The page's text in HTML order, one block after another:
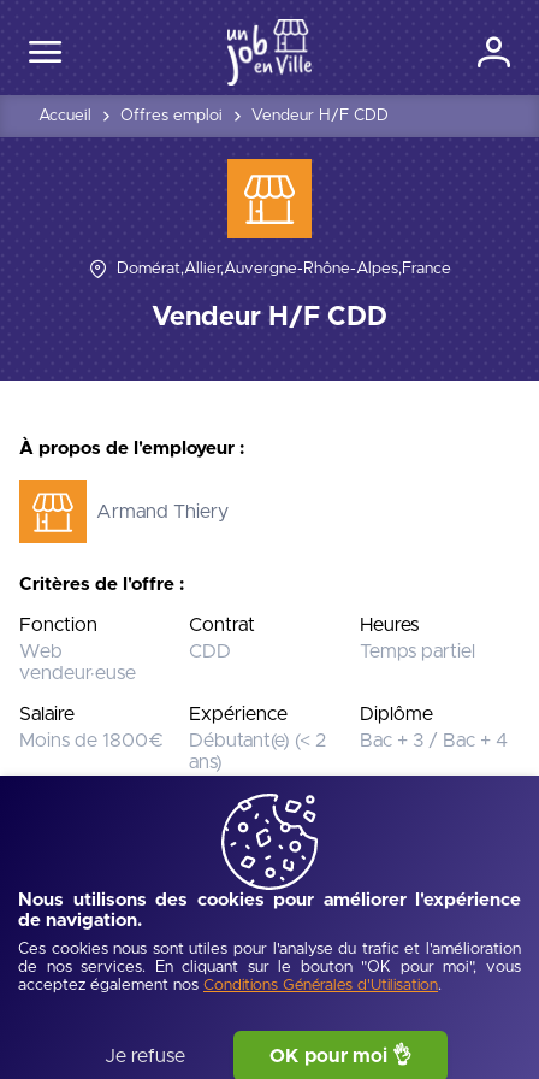
Nous utilisons des cookies pour améliorer l'expérience
de navigation.
Ces cookies nous sont utiles pour l'analyse du trafic et l'amélioration
de nos services. En cliquant sur le bouton "OK pour moi", vous
acceptez également nos Conditions Générales d'Utilisation.
Je refuse OK pour moi 👌
Accueil Offres emploi Vendeur H/F CDD
Domérat,Allier,Auvergne-Rhône-Alpes,France
Vendeur H/F CDD
À propos de l'employeur :
Armand Thiery
Critères de l'offre :
Fonction
Web
vendeur·euse
Contrat
CDD
Heures
Temps partiel
Salaire
Moins de 1800€
Expérience
Débutant(e) (< 2
ans)
Diplôme
Bac + 3 / Bac + 4
Cette offre n’est plus disponible. Voir toutes les offres
Description de l'offre
Ref : UJEV6962bcf745f3a - Publié :05/02/2026
Armand Thiery est un acteur historique de la mode
masculine. Fondée en 1841, la marque a depuis développé